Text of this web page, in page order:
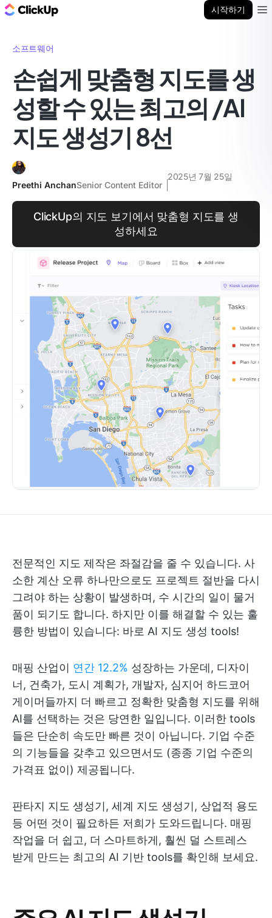
시작하기
소프트웨어
손쉽게 맞춤형 지도를 생
성할 수 있는 최고의 /AI
지도 생성기 8선
Preethi AnchanSenior Content Editor
2025년 7월 25일
ClickUp의 지도 보기에서 맞춤형 지도를 생
성하세요
전문적인 지도 제작은 좌절감을 줄 수 있습니다. 사
소한 계산 오류 하나만으로도 프로젝트 절반을 다시
그려야 하는 상황이 발생하며, 수 시간의 일이 물거
품이 되기도 합니다. 하지만 이를 해결할 수 있는 훌
륭한 방법이 있습니다: 바로 AI 지도 생성 tools!
매핑 산업이 연간 12.2% 성장하는 가운데, 디자이
너, 건축가, 도시 계획가, 개발자, 심지어 하드코어
게이머들까지 더 빠르고 정확한 맞춤형 지도를 위해
AI를 선택하는 것은 당연한 일입니다. 이러한 tools
들은 단순히 속도만 빠른 것이 아닙니다. 기업 수준
의 기능들을 갖추고 있으면서도 (종종 기업 수준의
가격표 없이) 제공됩니다.
판타지 지도 생성기, 세계 지도 생성기, 상업적 용도
등 어떤 것이 필요하든 저희가 도와드립니다. 매핑
작업을 더 쉽고, 더 스마트하게, 훨씬 덜 스트레스
받게 만드는 최고의 AI 기반 tools를 확인해 보세요.